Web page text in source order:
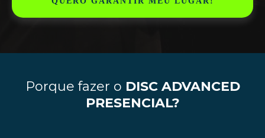
Porque fazer o DISC ADVANCED
PRESENCIAL?